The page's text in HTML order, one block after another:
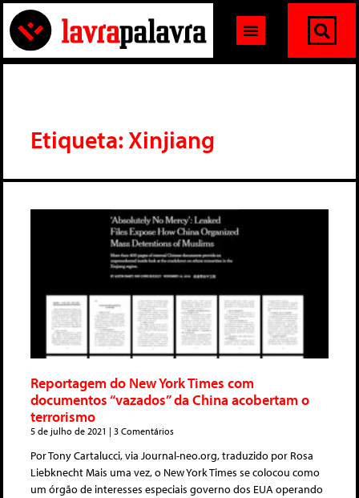
Etiqueta: Xinjiang
Reportagem do New York Times com
documentos “vazados” da China acobertam o
terrorismo
5 de julho de 2021 3 Comentários
Por Tony Cartalucci, via Journal-neo.org, traduzido por Rosa
Liebknecht Mais uma vez, o New York Times se colocou como
um órgão de interesses especiais governo dos EUA operando